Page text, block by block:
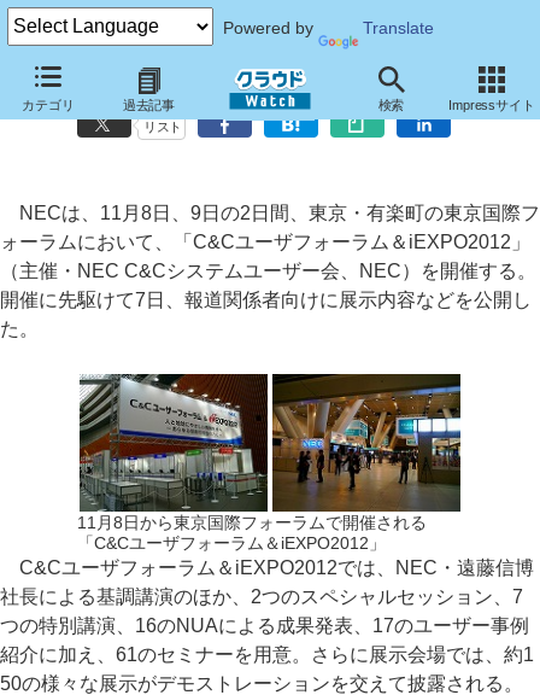
Powered by Translate
カテゴリ 過去記事 検索 Impressサイト
明日から開催、「C&Cユーザフォーラム＆iEXPO2012」の見どころ
リスト
NECは、11月8日、9日の2日間、東京・有楽町の東京国際フ
ォーラムにおいて、「C&Cユーザフォーラム＆iEXPO2012」
（主催・NEC C&Cシステムユーザー会、NEC）を開催する。
開催に先駆けて7日、報道関係者向けに展示内容などを公開し
た。
11月8日から東京国際フォーラムで開催される
「C&Cユーザフォーラム＆iEXPO2012」
C&Cユーザフォーラム＆iEXPO2012では、NEC・遠藤信博
社長による基調講演のほか、2つのスペシャルセッション、7
つの特別講演、16のNUAによる成果発表、17のユーザー事例
紹介に加え、61のセミナーを用意。さらに展示会場では、約1
50の様々な展示がデモストレーションを交えて披露される。